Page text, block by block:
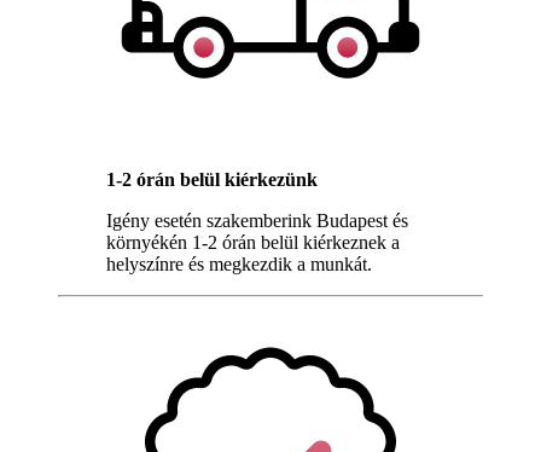
1-2 órán belül kiérkezünk
Igény esetén szakemberink Budapest és
környékén 1-2 órán belül kiérkeznek a
helyszínre és megkezdik a munkát.